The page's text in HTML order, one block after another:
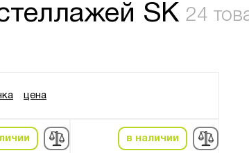
SK 24
цена
в наличии